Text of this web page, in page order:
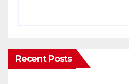
Recent Posts